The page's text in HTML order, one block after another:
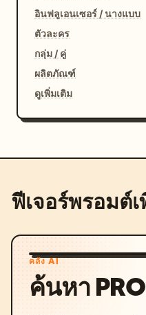
อินฟลูเอนเซอร์ / นางแบบ
ตัวละคร
กลุ่ม / คู่
ผลิตภัณฑ์
ดูเพิ่มเติม
ฟีเจอร์พรอมต์
คลัง AI
ค้นหา